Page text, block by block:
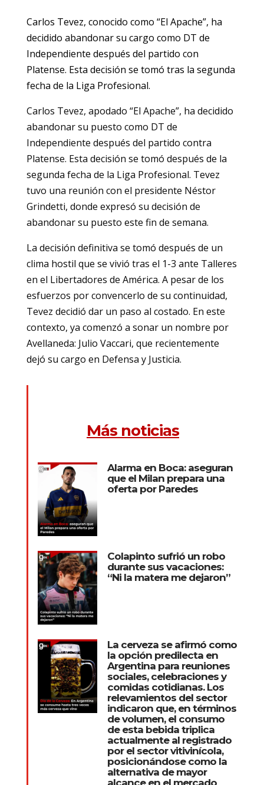
Carlos Tevez, conocido como “El Apache”, ha
decidido abandonar su cargo como DT de
Independiente después del partido con
Platense. Esta decisión se tomó tras la segunda
fecha de la Liga Profesional.
Carlos Tevez, apodado “El Apache”, ha decidido
abandonar su puesto como DT de
Independiente después del partido contra
Platense. Esta decisión se tomó después de la
segunda fecha de la Liga Profesional. Tevez
tuvo una reunión con el presidente Néstor
Grindetti, donde expresó su decisión de
abandonar su puesto este fin de semana.
La decisión definitiva se tomó después de un
clima hostil que se vivió tras el 1-3 ante Talleres
en el Libertadores de América. A pesar de los
esfuerzos por convencerlo de su continuidad,
Tevez decidió dar un paso al costado. En este
contexto, ya comenzó a sonar un nombre por
Avellaneda: Julio Vaccari, que recientemente
dejó su cargo en Defensa y Justicia.
Más noticias
Alarma en Boca: aseguran
que el Milan prepara una
oferta por Paredes
Colapinto sufrió un robo
durante sus vacaciones:
“Ni la matera me dejaron”
La cerveza se afirmó como
la opción predilecta en
Argentina para reuniones
sociales, celebraciones y
comidas cotidianas. Los
relevamientos del sector
indicaron que, en términos
de volumen, el consumo
de esta bebida triplica
actualmente al registrado
por el sector vitivinícola,
posicionándose como la
alternativa de mayor
alcance en el mercado